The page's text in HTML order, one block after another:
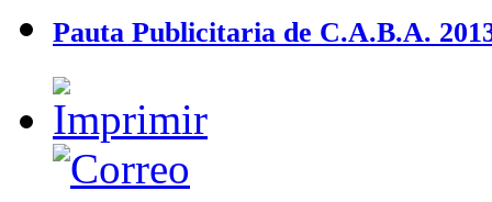
Pauta Publicitaria de C.A.B.A.